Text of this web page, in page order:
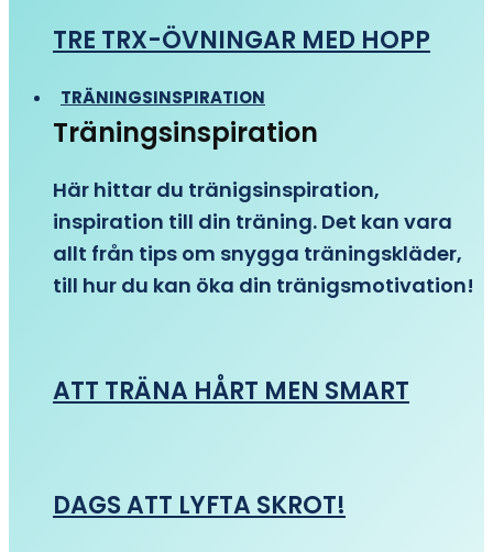
TRE TRX-ÖVNINGAR MED HOPP
TRÄNINGSINSPIRATION
Träningsinspiration
Här hittar du tränigsinspiration,
inspiration till din träning. Det kan vara
allt från tips om snygga träningskläder,
till hur du kan öka din tränigsmotivation!
ATT TRÄNA HÅRT MEN SMART
DAGS ATT LYFTA SKROT!